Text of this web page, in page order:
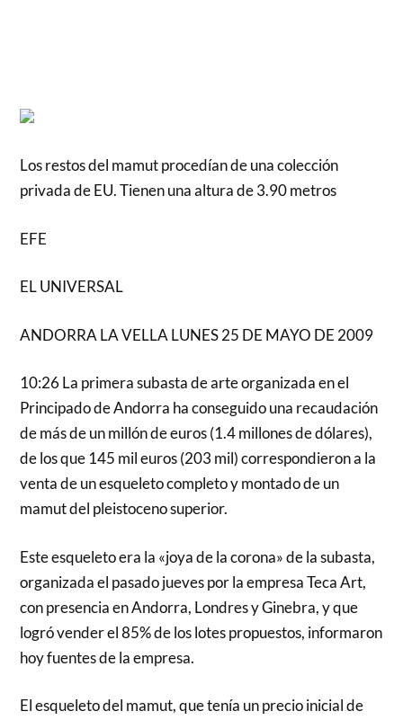
Los restos del mamut procedían de una colección
privada de EU. Tienen una altura de 3.90 metros
EFE
EL UNIVERSAL
ANDORRA LA VELLA LUNES 25 DE MAYO DE 2009
10:26 La primera subasta de arte organizada en el
Principado de Andorra ha conseguido una recaudación
de más de un millón de euros (1.4 millones de dólares),
de los que 145 mil euros (203 mil) correspondieron a la
venta de un esqueleto completo y montado de un
mamut del pleistoceno superior.
Este esqueleto era la «joya de la corona» de la subasta,
organizada el pasado jueves por la empresa Teca Art,
con presencia en Andorra, Londres y Ginebra, y que
logró vender el 85% de los lotes propuestos, informaron
hoy fuentes de la empresa.
El esqueleto del mamut, que tenía un precio inicial de